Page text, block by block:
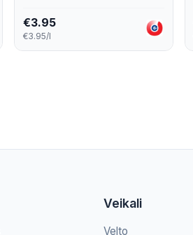
€3.95
€3.95/l
Veikali
Velto